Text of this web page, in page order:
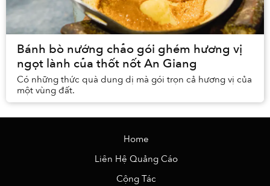
Bánh bò nướng chảo gói ghém hương vị
ngọt lành của thốt nốt An Giang
Có những thức quà dung dị mà gói trọn cả hương vị của
một vùng đất.
Home
Liên Hệ Quảng Cáo
Cộng Tác